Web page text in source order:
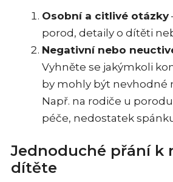
Osobní a citlivé otázky
porod, detaily o dítěti
Negativní nebo
Vyhněte se jakýmkoli
by mohly být nevhodné
Např. na rodiče u
péče, nedostatek
Jednoduché přání k
dítěte